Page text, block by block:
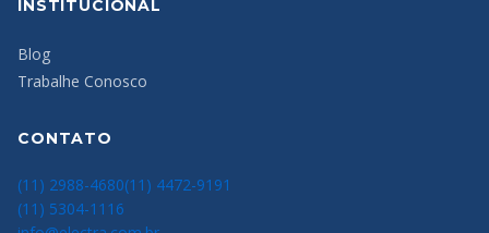
INSTITUCIONAL
Blog
Trabalhe Conosco
CONTATO
(11) 2988-4680(11) 4472-9191
(11) 5304-1116